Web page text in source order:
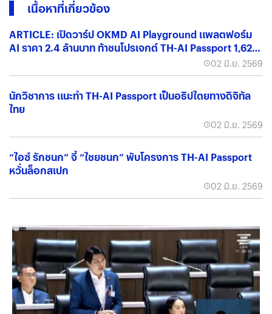
เนื้อหาที่เกี่ยวข้อง
ARTICLE: เปิดวาร์ป OKMD AI Playground แพลตฟอร์ม
AI ราคา 2.4 ล้านบาท ท้าชนโปรเจกต์ TH-AI Passport 1,621
02 มิ.ย. 2569
นักวิชาการ แนะทำ TH-AI Passport เป็นอธิปไตยทางดิจิทัล
ไทย
02 มิ.ย. 2569
“ไอซ์ รักชนก” จี้ “ไชยชนก” พับโครงการ TH-AI Passport
หวั่นล็อกสเปก
02 มิ.ย. 2569